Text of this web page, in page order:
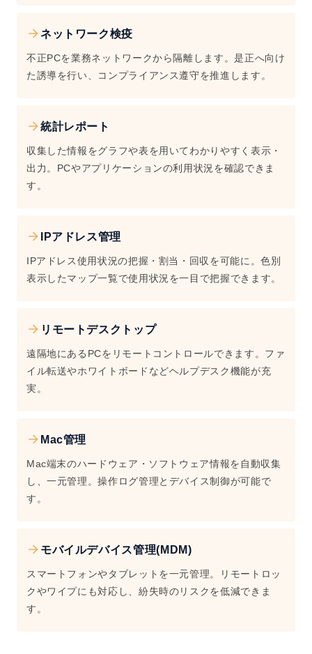
ネットワーク検疫
不正PCを業務ネットワークから隔離します。是正へ向け
た誘導を行い、コンプライアンス遵守を推進します。
統計レポート
収集した情報をグラフや表を用いてわかりやすく表示・
出力。PCやアプリケーションの利用状況を確認できま
す。
IPアドレス管理
IPアドレス使用状況の把握・割当・回収を可能に。色別
表示したマップ一覧で使用状況を一目で把握できます。
リモートデスクトップ
遠隔地にあるPCをリモートコントロールできます。ファ
イル転送やホワイトボードなどヘルプデスク機能が充
実。
Mac管理
Mac端末のハードウェア・ソフトウェア情報を自動収集
し、一元管理。操作ログ管理とデバイス制御が可能で
す。
モバイルデバイス管理(MDM)
スマートフォンやタブレットを一元管理。リモートロッ
クやワイプにも対応し、紛失時のリスクを低減できま
す。